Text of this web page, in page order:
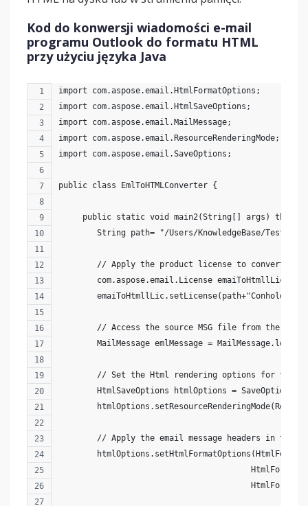
Kod do konwersji wiadomości e-mail
programu Outlook do formatu HTML
przy użyciu języka Java
import com.aspose.email.HtmlFormatOptions;
import com.aspose.email.HtmlSaveOptions;
import com.aspose.email.MailMessage;
import com.aspose.email.ResourceRenderingMode;
import com.aspose.email.SaveOptions;
public class EmlToHTMLConverter {
public static void main2(String[] args)
String path= "/Users/KnowledgeBase/
// Apply the product license to convert MSG
com.aspose.email.License emaiToHtmllLic =
        // Access the source MSG file from the disk
MailMessage emlMessage =
// Set the Html rendering options for the
HtmlSaveOptions htmlOptions =
// Apply the email message headers in the